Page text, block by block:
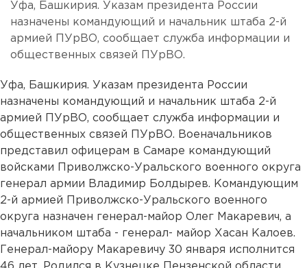
Уфа, Башкирия. Указам президента России
назначены командующий и начальник штаба 2-й
армией ПУрВО, сообщает служба информации и
общественных связей ПУрВО.
Уфа, Башкирия. Указам президента России
назначены командующий и начальник штаба 2-й
армией ПУрВО, сообщает служба информации и
общественных связей ПУрВО. Военачальников
представил офицерам в Самаре командующий
войсками Приволжско-Уральского военного округа
генерал армии Владимир Болдырев. Командующим
2-й армией Приволжско-Уральского военного
округа назначен генерал-майор Олег Макаревич, а
начальником штаба - генерал- майор Хасан Калоев.
Генерал-майору Макаревичу 30 января исполнится